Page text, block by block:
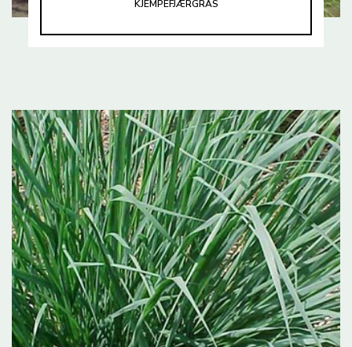
KJEMPEFJÆRGRAS